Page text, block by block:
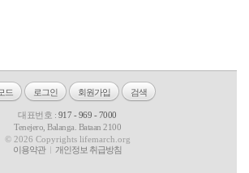
드 로그인 회원가입 검색
대표번호 : 917 - 969 - 7000
Tenejero, Balanga. Bataan 2100
© 2026 Copyrights lifemarch.org
이용약관
개인정보 취급방침